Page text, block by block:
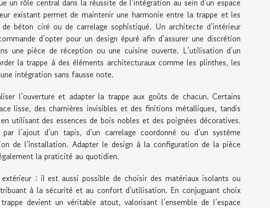
un rôle central dans la réussite de l’intégration au sein d’un espace
existant permet de maintenir une harmonie entre la trappe et les
de béton ciré ou de carrelage sophistiqué. Un architecte d’intérieur
d’opter pour un design épuré afin d’assurer une discrétion
une pièce de réception ou une cuisine ouverte. L’utilisation d’un
la trappe à des éléments architecturaux comme les plinthes, les
intégration sans fausse note.
l’ouverture et adapter la trappe aux goûts de chacun. Certains
lisse, des charnières invisibles et des finitions métalliques, tandis
utilisant des essences de bois nobles et des poignées décoratives.
l’ajout d’un tapis, d’un carrelage coordonné ou d’un système
de l’installation. Adapter le design à la configuration de la pièce
la praticité au quotidien.
extérieur : il est aussi possible de choisir des matériaux isolants ou
à la sécurité et au confort d’utilisation. En conjuguant choix
devient un véritable atout, valorisant l’ensemble de l’espace